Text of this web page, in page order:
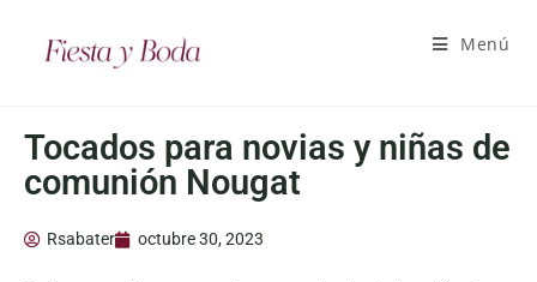
Menú
Tocados para novias y niñas de
comunión Nougat
Rsabater octubre 30, 2023